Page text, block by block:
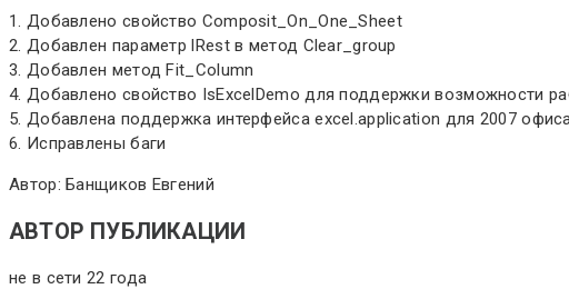
1. Добавлено свойство Composit_On_One_Sheet
2. Добавлен параметр lRest в метод Clear_group
3. Добавлен метод Fit_Column
4. Добавлено свойство IsExcelDemo для поддержки возможности
5. Добавлена поддержка интерфейса excel.application для 2007
6. Исправлены баги
Автор: Банщиков Евгений
АВТОР ПУБЛИКАЦИИ
не в сети 22 года